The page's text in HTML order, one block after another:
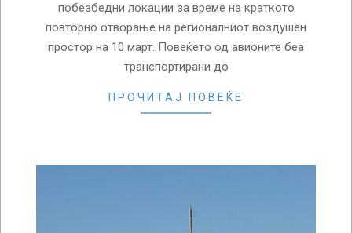
побезбедни локации за време на краткото
повторно отворање на регионалниот воздушен
простор на 10 март. Повеќето од авионите беа
транспортирани до
ПРОЧИТАЈ ПОВЕЌЕ